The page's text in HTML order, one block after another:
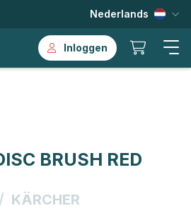
Nederlands
Inloggen
BRUSH RED
KÄRCHER